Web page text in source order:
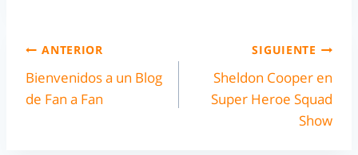
ANTERIOR
Bienvenidos a un Blog
de Fan a Fan
SIGUIENTE
Sheldon Cooper en
Super Heroe Squad
Show